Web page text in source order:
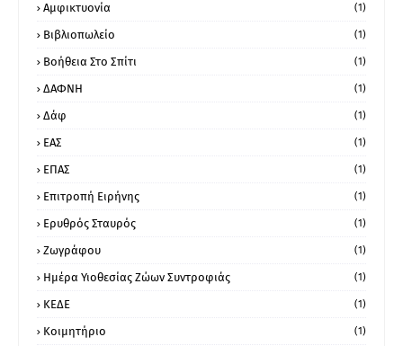
Αμφικτυονία (1)
Βιβλιοπωλείο (1)
Βοήθεια Στο Σπίτι (1)
ΔΑΦΝΗ (1)
Δάφ (1)
ΕΑΣ (1)
ΕΠΑΣ (1)
Επιτροπή Ειρήνης (1)
Ερυθρός Σταυρός (1)
Ζωγράφου (1)
Ημέρα Υιοθεσίας Ζώων Συντροφιάς (1)
ΚΕΔΕ (1)
Κοιμητήριο (1)